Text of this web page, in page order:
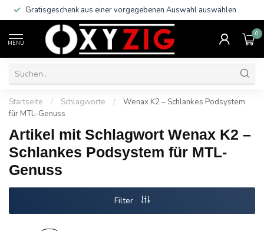
Gratisgeschenk aus einer vorgegebenen Auswahl auswählen
MENU
0
Startseite / Schlagworte /
Wenax K2 – Schlankes Podsystem
für MTL-Genuss
Artikel mit Schlagwort Wenax K2 –
Schlankes Podsystem für MTL-
Genuss
Filter